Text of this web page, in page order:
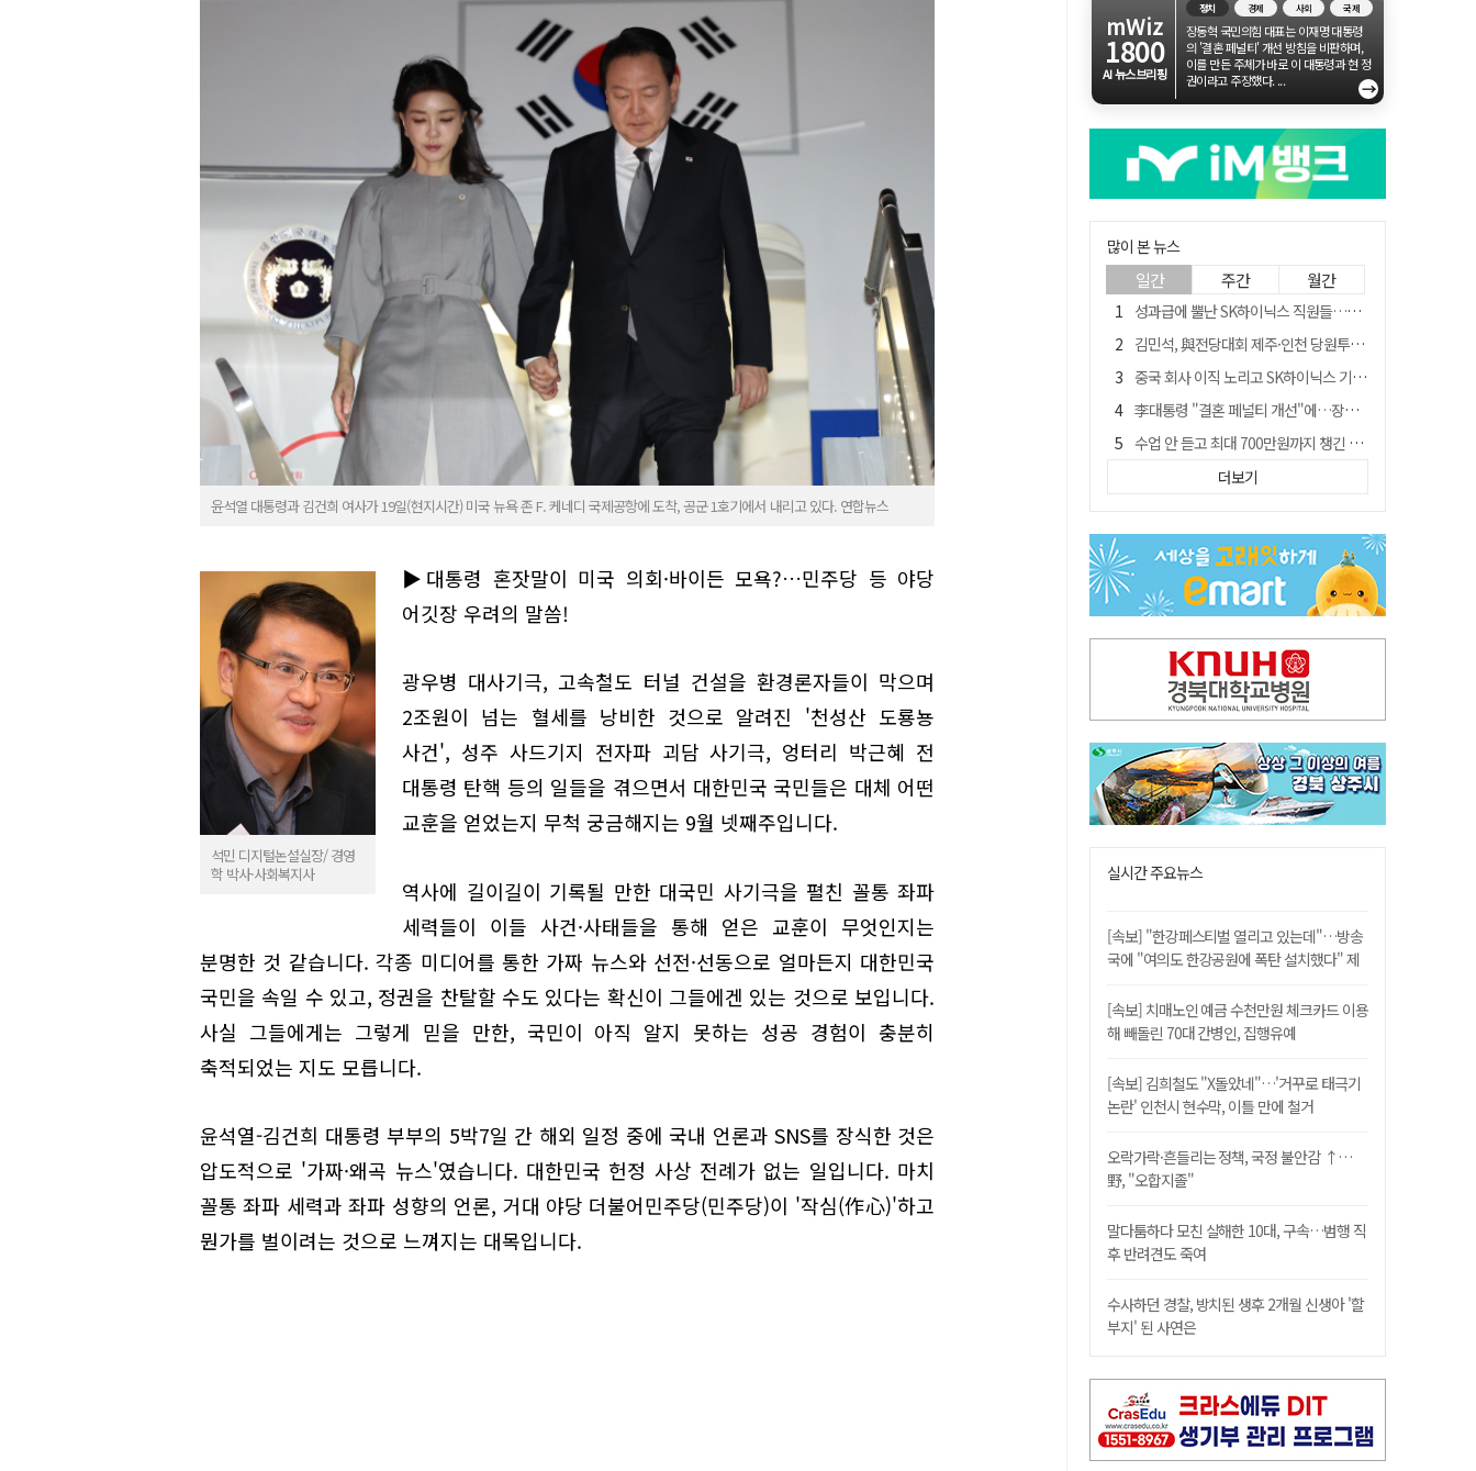
윤석열 대통령과 김건희 여사가 19일(현지시간) 미국 뉴욕 존 F. 케네디 국제공항에 도착, 공군 1호기에서 내리고 있다. 연합뉴스
석민 디지털논설실장/ 경영
학 박사·사회복지사
▶대통령 혼잣말이 미국 의회·바이든 모욕?…민주당 등 야당
어깃장 우려의 말씀!
광우병 대사기극, 고속철도 터널 건설을 환경론자들이 막으며
2조원이 넘는 혈세를 낭비한 것으로 알려진 '천성산 도룡뇽
사건', 성주 사드기지 전자파 괴담 사기극, 엉터리 박근혜 전
대통령 탄핵 등의 일들을 겪으면서 대한민국 국민들은 대체 어떤
교훈을 얻었는지 무척 궁금해지는 9월 넷째주입니다.
역사에 길이길이 기록될 만한 대국민 사기극을 펼친 꼴통 좌파
세력들이 이들 사건·사태들을 통해 얻은 교훈이 무엇인지는
분명한 것 같습니다. 각종 미디어를 통한 가짜 뉴스와 선전·선동으로 얼마든지 대한민국
국민을 속일 수 있고, 정권을 찬탈할 수도 있다는 확신이 그들에겐 있는 것으로 보입니다.
사실 그들에게는 그렇게 믿을 만한, 국민이 아직 알지 못하는 성공 경험이 충분히
축적되었는 지도 모릅니다.
윤석열-김건희 대통령 부부의 5박7일 간 해외 일정 중에 국내 언론과 SNS를 장식한 것은
압도적으로 '가짜·왜곡 뉴스'였습니다. 대한민국 헌정 사상 전례가 없는 일입니다. 마치
꼴통 좌파 세력과 좌파 성향의 언론, 거대 야당 더불어민주당(민주당)이 '작심(作心)'하고
뭔가를 벌이려는 것으로 느껴지는 대목입니다.
mWiz
1800
AI 뉴스브리핑
정치 경제 사회 국제
장동혁 국민의힘 대표는 이재명 대통령
의 '결혼 페널티' 개선 방침을 비판하며,
이를 만든 주체가 바로 이 대통령과 현 정
권이라고 주장했다. ...
→
많이 본 뉴스
일간 주간 월간
성과급에 뿔난 SK하이닉스 직원들…3500명 모여 '새 노조' 만든다
김민석, 與전당대회 제주·인천 당원투표서 승리…누적 득표는 '초박빙'
중국 회사 이직 노리고 SK하이닉스 기밀 빼돌려…결국 실형
李대통령 "결혼 페널티 개선"에…장동혁 "그 페널티 만든 게 이 정권"
수업 안 듣고 최대 700만원까지 챙긴 포항 A대학 '유령 선수' 등 19명 무더기 송치
트럼프 만난 손현보 목사…"현재 자유대한민국 여러 면에서 어려움"
경북 칠곡시니어클럽 커피앤솝 사업단…자개소품 만들기 문화체험 운영
"아버지 외출한 사이"…흉기로 40대母 살해한 고교 자퇴생, 구속 기로에
신축 줄고 리모델링 뜨자…건설업계, 로봇·모듈러로 방향 튼다
더보기
실시간 주요뉴스
[속보] "한강페스티벌 열리고 있는데"…방송
국에 "여의도 한강공원에 폭탄 설치했다" 제
[속보] 치매노인 예금 수천만원 체크카드 이용
해 빼돌린 70대 간병인, 집행유예
[속보] 김희철도 "X돌았네"…'거꾸로 태극기
논란' 인천시 현수막, 이틀 만에 철거
오락가락·흔들리는 정책, 국정 불안감 ↑…
野, "오합지졸"
말다툼하다 모친 살해한 10대, 구속…범행 직
후 반려견도 죽여
수사하던 경찰, 방치된 생후 2개월 신생아 '할
부지' 된 사연은